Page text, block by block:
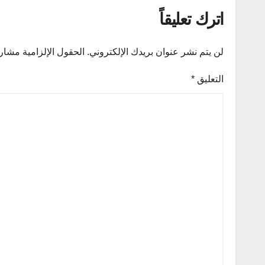
اترك تعليقاً
لن يتم نشر عنوان بريدك الإلكتروني. الحقول الإلزامية مشار
التعليق *